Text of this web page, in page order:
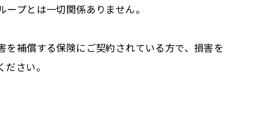
プとは一切関係ありません。
補償する保険にご契約されている方で、損害を
さい。